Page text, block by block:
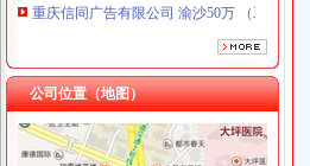
重庆三虹房地产营销策划有限公司
重庆鸽牌电线电缆有限公司 渝北10010万 (进
重庆傲志众达投资咨询有限责任公司 渝九
重庆臣夫商贸有限公司 （执照专让）
重庆卿倾商贸有限责任公司 渝江100万 （工
公司位置（地图）